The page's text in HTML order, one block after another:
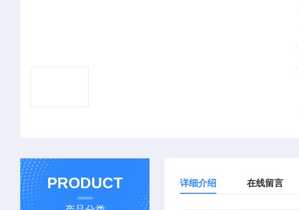
PRODUCT 详细介绍 在线留言